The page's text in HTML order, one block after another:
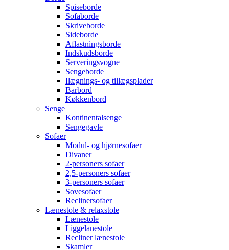
Spiseborde
Sofaborde
Skriveborde
Sideborde
Aflastningsborde
Indskudsborde
Serveringsvogne
Sengeborde
Ilægnings- og tillægsplader
Barbord
Køkkenbord
Senge
Kontinentalsenge
Sengegavle
Sofaer
Modul- og hjørnesofaer
Divaner
2-personers sofaer
2,5-personers sofaer
3-personers sofaer
Sovesofaer
Reclinersofaer
Lænestole & relaxstole
Lænestole
Liggelanestole
Recliner lænestole
Skamler